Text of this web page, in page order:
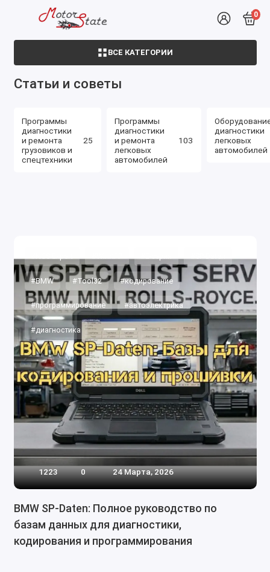
0
ВСЕ КАТЕГОРИИ
Статьи и советы
Программы
диагностики
и ремонта
грузовиков и
спецтехники
25
Программы
диагностики
и ремонта
легковых
автомобилей
103
диагностики
легковых
автомобилей
#BMW #Tool32 #кодирование
#программирование #автоэлектрика
#диагностика
1223 0 24 Марта, 2026
BMW SP-Daten: Полное руководство по
базам данных для диагностики,
кодирования и программирования